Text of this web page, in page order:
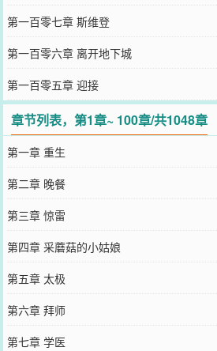
第一百零七章 斯维登
第一百零六章 离开地下城
第一百零五章 迎接
章节列表，第1章~ 100章/共1048章
第一章 重生
第二章 晚餐
第三章 惊雷
第四章 采蘑菇的小姑娘
第五章 太极
第六章 拜师
第七章 学医